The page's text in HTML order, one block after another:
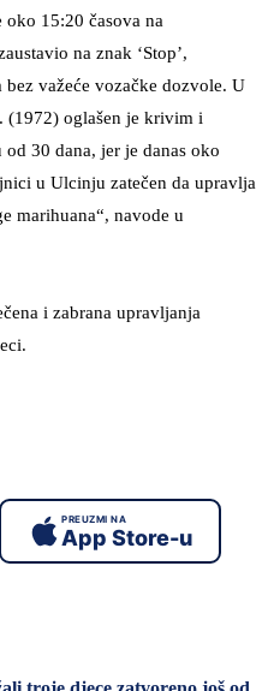
15:20 časova na
na znak ‘Stop’,
važeće vozačke dozvole. U
(1972) oglašen je krivim i
30 dana, jer je danas oko
u Ulcinju zatečen da upravlja
marihuana“, navode u
i zabrana upravljanja
PREUZMI NA
App Store-u